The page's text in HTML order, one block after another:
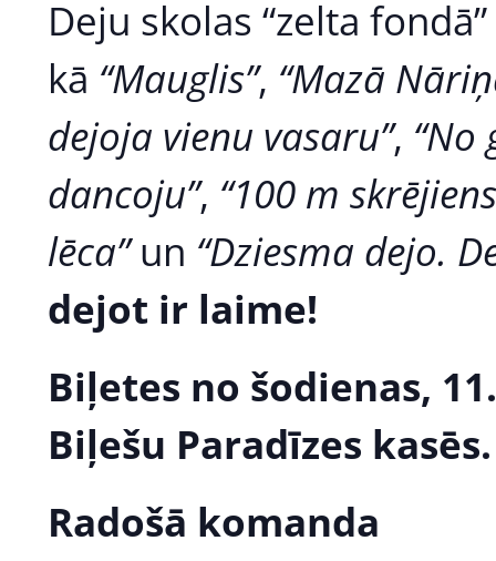
Deju skolas “zelta
kā “Mauglis”, “Mazā
dejoja vienu vasaru”, “No
dancoju”, “100 m
lēca”un “Dziesma dejo.
dejot ir laime!
Biļetes no šodienas,
Biļešu Paradīzes kasēs.
Radošā komanda